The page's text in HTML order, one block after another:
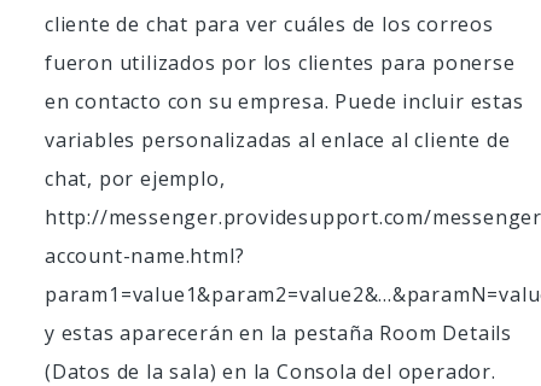
cliente de chat para ver cuáles de los correos
fueron utilizados por los clientes para ponerse
en contacto con su empresa. Puede incluir estas
variables personalizadas al enlace al cliente de
chat, por ejemplo,
http://messenger.providesupport.com/
account-name.html?
y estas aparecerán en la pestaña Room Details
(Datos de la sala) en la Consola del operador.